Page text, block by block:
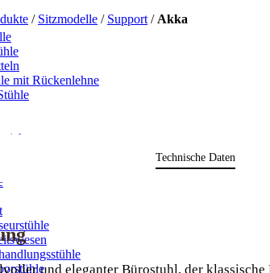
mit Rückenlehne
/ Sitzmodelle / Support / Akka
Technische Daten
und eleganter Bürostuhl, der